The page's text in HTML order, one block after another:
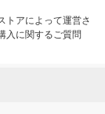
トアによって運営さ
入に関するご質問